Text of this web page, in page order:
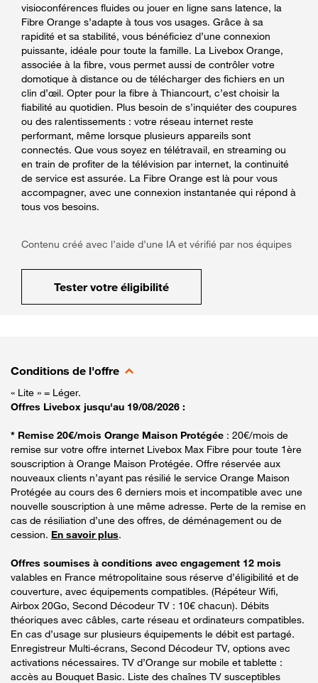
visioconférences fluides ou jouer en ligne sans latence, la
Fibre Orange s’adapte à tous vos usages. Grâce à sa
rapidité et sa stabilité, vous bénéficiez d’une connexion
puissante, idéale pour toute la famille. La Livebox Orange,
associée à la fibre, vous permet aussi de contrôler votre
domotique à distance ou de télécharger des fichiers en un
clin d’œil. Opter pour la fibre à Thiancourt, c’est choisir la
fiabilité au quotidien. Plus besoin de s’inquiéter des coupures
ou des ralentissements : votre réseau internet reste
performant, même lorsque plusieurs appareils sont
connectés. Que vous soyez en télétravail, en streaming ou
en train de profiter de la télévision par internet, la continuité
de service est assurée. La Fibre Orange est là pour vous
accompagner, avec une connexion instantanée qui répond à
tous vos besoins.
Contenu créé avec l’aide d’une IA et vérifié par nos équipes
Tester votre éligibilité
Conditions de l'offre
« Lite » = Léger.
Offres Livebox jusqu'au 19/08/2026 :
* Remise 20€/mois Orange Maison Protégée : 20€/mois de
remise sur votre offre internet Livebox Max Fibre pour toute 1ère
souscription à Orange Maison Protégée. Offre réservée aux
nouveaux clients n’ayant pas résilié le service Orange Maison
Protégée au cours des 6 derniers mois et incompatible avec une
nouvelle souscription à une même adresse. Perte de la remise en
cas de résiliation d’une des offres, de déménagement ou de
cession. En savoir plus.
Offres soumises à conditions avec engagement 12 mois
valables en France métropolitaine sous réserve d’éligibilité et de
couverture, avec équipements compatibles. (Répéteur Wifi,
Airbox 20Go, Second Décodeur TV : 10€ chacun). Débits
théoriques avec câbles, carte réseau et ordinateurs compatibles.
En cas d’usage sur plusieurs équipements le débit est partagé.
Enregistreur Multi-écrans, Second Décodeur TV, options avec
activations nécessaires. TV d’Orange sur mobile et tablette :
accès au Bouquet Basic. Liste des chaînes TV susceptibles